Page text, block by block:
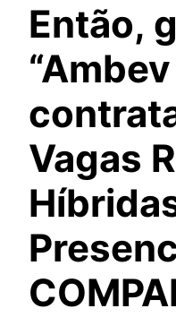
Então,
“Ambev
Vagas